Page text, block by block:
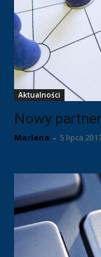
Aktualności
Nowy
Marlena - 5 lipca